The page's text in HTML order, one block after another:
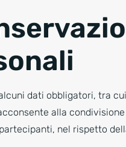
dati obbligatori, tra
alla
nel rispetto